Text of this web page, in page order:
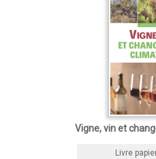
Vigne, vin et
Livre